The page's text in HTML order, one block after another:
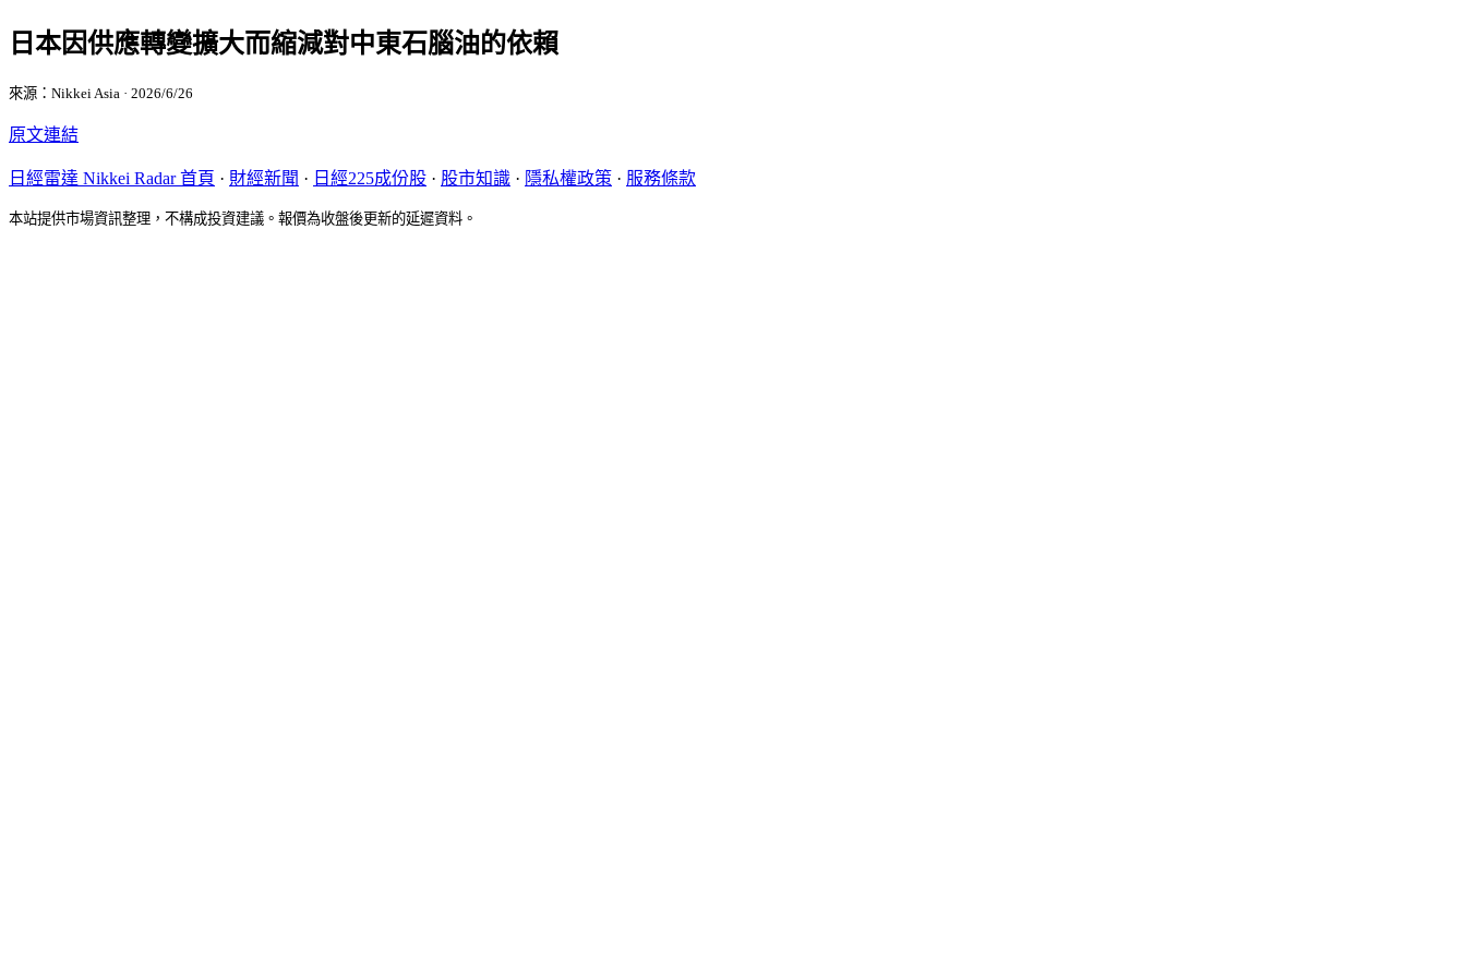
日本因供應轉變擴大而縮減對中東石腦油的依賴
來源：Nikkei Asia · 2026/6/26
原文連結
日經雷達 Nikkei Radar 首頁 · 財經新聞 · 日經225成份股 · 股市知識 · 隱私權政策 · 服務條款
本站提供市場資訊整理，不構成投資建議。報價為收盤後更新的延遲資料。